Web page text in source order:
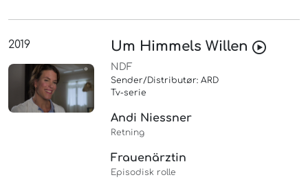
2019 Um Himmels Willen
NDF
Sender/Distributør: ARD
Tv-serie
Andi Niessner
Retning
Frauenärztin
Episodisk rolle